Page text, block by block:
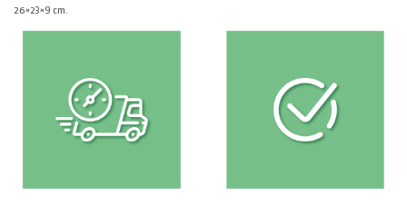
26×23×9 cm.